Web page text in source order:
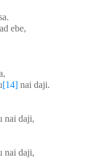
ebe,
[14] nai daji.
nai daji,
nai daji,